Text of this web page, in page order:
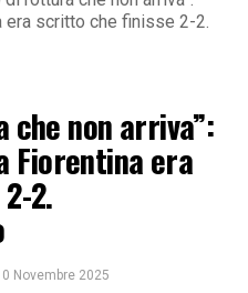
era scritto che finisse 2-2.
non arriva”:
Fiorentina era
2.
Novembre 2025